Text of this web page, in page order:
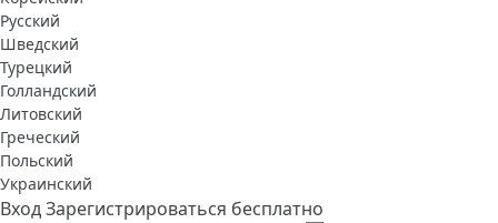
Русский
Шведский
Турецкий
Голландский
Литовский
Греческий
Польский
Украинский
ВходЗарегистрироваться бесплатно